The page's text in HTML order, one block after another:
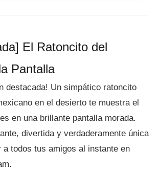
El Ratoncito del
Pantalla
destacada! Un simpático ratoncito
en el desierto te muestra el
en una brillante pantalla morada.
divertida y verdaderamente única
a todos tus amigos al instante en